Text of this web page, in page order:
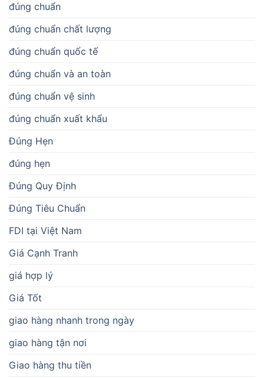
đúng chuẩn
đúng chuẩn chất lượng
đúng chuẩn quốc tế
đúng chuẩn và an toàn
đúng chuẩn vệ sinh
đúng chuẩn xuất khẩu
Đúng Hẹn
đúng hẹn
Đúng Quy Định
Đúng Tiêu Chuẩn
FDI tại Việt Nam
Giá Cạnh Tranh
giá hợp lý
Giá Tốt
giao hàng nhanh trong ngày
giao hàng tận nơi
Giao hàng thu tiền